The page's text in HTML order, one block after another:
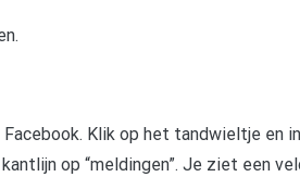
Klik op het tandwieltje en
op “meldingen”. Je ziet een